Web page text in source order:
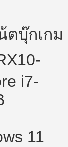
ตบุ๊กเกม
i7-
11